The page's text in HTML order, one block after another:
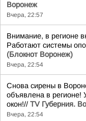
Воронеж
Вчера, 22:57
Внимание, в регионе
Работают системы
(Блокнот Воронеж)
Вчера, 22:54
Снова сирены в
объявлена в регионе!
окон!// TV Губерния.
Вчера, 22:54